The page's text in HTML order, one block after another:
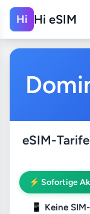
Hi Hi eSIM
eSIM-
⚡ Sofortige
📱 Keine